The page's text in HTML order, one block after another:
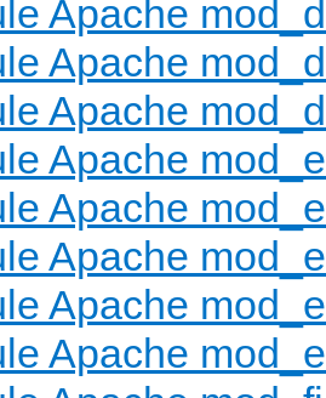
Apache
Apache
Apache
Apache
Apache
Apache
Apache
Apache